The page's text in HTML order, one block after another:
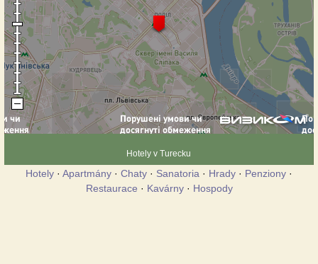
Hotely v Turecku
Hotely · Apartmány · Chaty · Sanatoria · Hrady · Penziony ·
Restaurace · Kavárny· Hospody